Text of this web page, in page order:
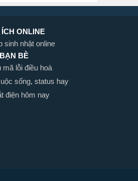
ÍCH ONLINE
sinh nhật online
BẠN BÈ
mã lỗi điều hoà
sống, status hay
điện hôm nay